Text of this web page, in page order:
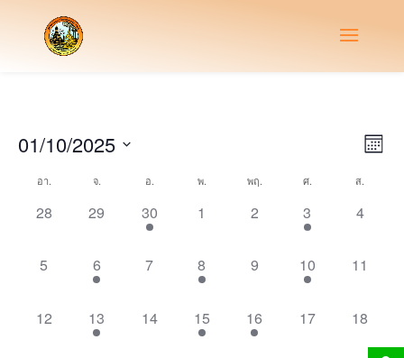
Month
01/10/2025
date.
Calendar
of
อา. จ. อ. พ. พฤ. ศ. ส.
0
28
0
29
1
event,
30
0
1
0
2
1
event,
3
0
4
0
5
1
event,
6
0
7
1
event,
8
0
9
2
events,
10
0
11
0
12
1
event,
13
0
14
1
event,
15
1
event,
16
0
17
0
18